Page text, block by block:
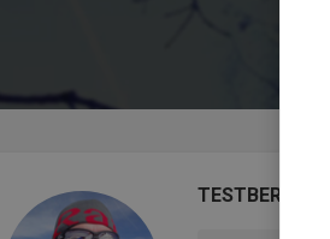
TESTBERICHT